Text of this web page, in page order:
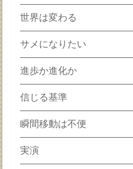
世界は変わる
サメになりたい
進歩か進化か
信じる基準
瞬間移動は不便
実演